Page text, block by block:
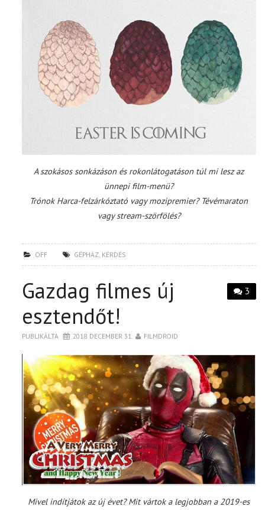
A szokásos sonkázáson és rokonlátogatáson túl mi lesz az
ünnepi film-menü?
Trónok Harca-felzárkóztató vagy mozipremier? Tévémaraton
vagy stream-szörfölés?
OFF GÉPHÁZ KÉRDÉS
3
Gazdag filmes új
esztendőt!
PUBLIKÁLTA 2018. DECEMBER 31. FILMDROID
Mivel indítjátok az új évet? Mit vártok a legjobban a 2019-es